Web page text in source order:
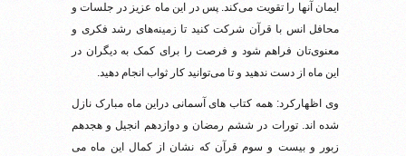
ایمان آنها را تقویت می‌کند. پس در این ماه عزیز در جلسات و
محافل انس با قرآن شرکت کنید تا زمینه‌های رشد فکری و
معنوی‌تان فراهم شود و فرصت را برای کمک به دیگران در
این ماه از دست ندهید و تا می‌توانید کار ثواب انجام دهید.
وی اظهارکرد: همه کتاب های آسمانی دراین ماه مبارک نازل
شده اند. تورات در ششم رمضان و دوازدهم انجیل و هجدهم
زبور و بیست و سوم قرآن که نشان از کمال این ماه می